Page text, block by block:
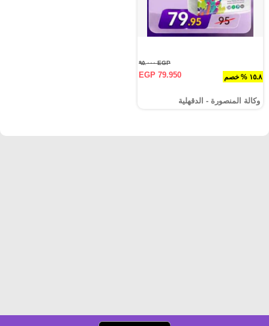
١٥.٨ % خصم
EGP ٩٥.٠٠٠
EGP 79.950
وكالة المنصورة - الدقهلية‎